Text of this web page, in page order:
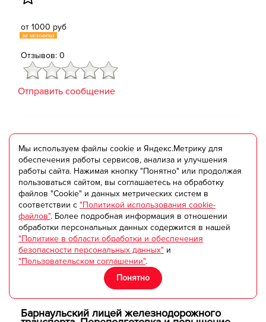
от 1000 руб
за человека
Отзывов: 0
Отправить сообщение
Барнаульский лицей железнодорожного
Мы используем файлы cookie и Яндекс.Метрику для
обеспечения работы сервисов, анализа и улучшения
работы сайта. Нажимая кнопку "Понятно" или продолжая
пользоваться сайтом, вы соглашаетесь на обработку
файлов "Cookie" и данных метрических систем в
соответствии с "Политикой использования cookie-
файлов". Более подробная информация в отношении
обработки персональных данных содержится в нашей
"Политике в области обработки и обеспечения
безопасности персональных данных" и
"Пользовательском соглашении".
Понятно